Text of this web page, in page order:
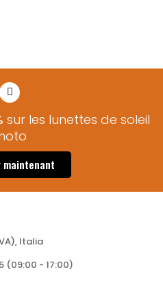
sur les lunettes de soleil
maintenant
Italia
(09:00 - 17:00)